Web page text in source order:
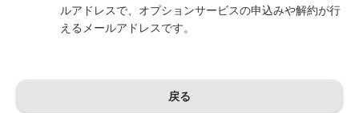
ルアドレスで、オプションサービスの申込みや解約が行
えるメールアドレスです。
戻る